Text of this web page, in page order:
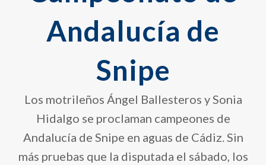
Andalucía de
Snipe
Los motrileños Ángel Ballesteros y Sonia
Hidalgo se proclaman campeones de
Andalucía de Snipe en aguas de Cádiz. Sin
más pruebas que la disputada el sábado, los